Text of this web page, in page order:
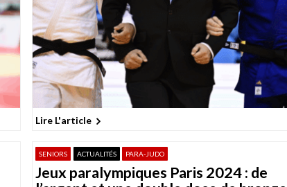
Lire L'article
SENIORS ACTUALITÉS PARA-JUDO
Jeux paralympiques Paris 2024 : de